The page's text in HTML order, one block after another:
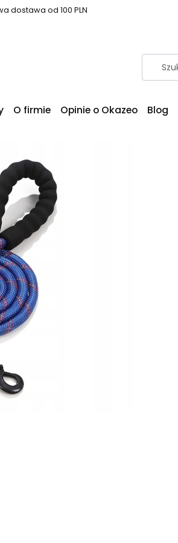
dostawa od 100 PLN
O firmie Opinie o Okazeo Blog